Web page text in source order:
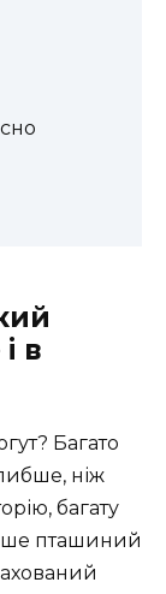
в
Багато
ніж
багату
пташиний